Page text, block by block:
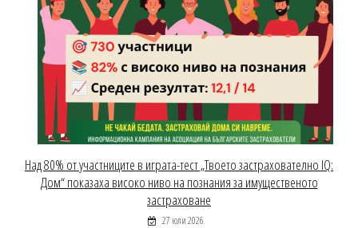
Над 80% от участниците в играта-тест „Твоето застрахователно IQ:
Дом“ показаха високо ниво на познания за имущественото
застраховане
27 юли 2026